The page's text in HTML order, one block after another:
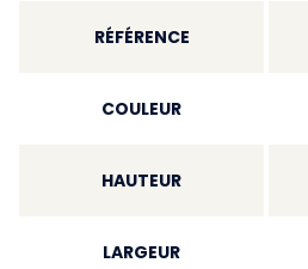
RÉFÉRENCE
COULEUR
HAUTEUR
LARGEUR